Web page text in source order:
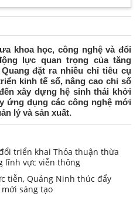
khoa học, công nghệ và đổi
lực quan trọng của tăng
đặt ra nhiều chỉ tiêu cụ
kinh tế số, nâng cao chỉ số
xây dựng hệ sinh thái khởi
ứng dụng các công nghệ mới
lý và sản xuất.
triển khai Thỏa thuận thừa
lĩnh vực viễn thông
tiễn, Quảng Ninh thúc đẩy
sáng tạo